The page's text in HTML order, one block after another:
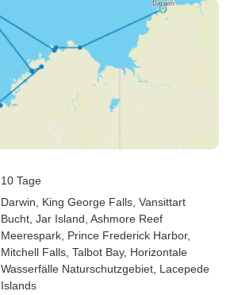
10 Tage
Darwin , King George Falls , Vansittart
Bucht , Jar Island , Ashmore Reef
Meerespark , Prince Frederick Harbor,
Mitchell Falls , Talbot Bay, Horizontale
Wasserfälle Naturschutzgebiet , Lacepede
Islands